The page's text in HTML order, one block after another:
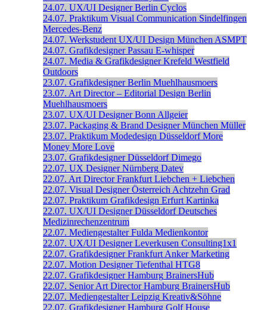
24.07. UX/UI Designer Berlin Cyclos
24.07. Praktikum Visual Communication Sindelfingen
Mercedes-Benz
24.07. Werkstudent UX/UI Design München ASMPT
24.07. Grafikdesigner Passau E-whisper
24.07. Media & Grafikdesigner Krefeld Westfield
Outdoors
23.07. Grafikdesigner Berlin Muehlhausmoers
23.07. Art Director – Editorial Design Berlin
Muehlhausmoers
23.07. UX/UI Designer Bonn Allgeier
23.07. Packaging & Brand Designer München Müller
23.07. Praktikum Modedesign Düsseldorf More
Money More Love
23.07. Grafikdesigner Düsseldorf Dimego
22.07. UX Designer Nürnberg Datev
22.07. Art Director Frankfurt Liebchen + Liebchen
22.07. Visual Designer Österreich Achtzehn Grad
22.07. Praktikum Grafikdesign Erfurt Kartinka
22.07. UX/UI Designer Düsseldorf Deutsches
Medizinrechenzentrum
22.07. Mediengestalter Fulda Medienkontor
22.07. UX/UI Designer Leverkusen Consulting1x1
22.07. Grafikdesigner Frankfurt Anker Marketing
22.07. Motion Designer Tiefenthal HTG8
22.07. Grafikdesigner Hamburg BrainersHub
22.07. Senior Art Director Hamburg BrainersHub
22.07. Mediengestalter Leipzig Kreativ&Söhne
22.07. Grafikdesigner Hamburg Golf House